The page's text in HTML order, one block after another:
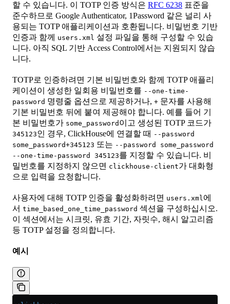
할 수 있습니다. 이 TOTP 인증 방식은 RFC 6238 표준을
준수하므로 Google Authenticator, 1Password 같은 널리 사
용되는 TOTP 애플리케이션과 호환됩니다. 비밀번호 기반
인증과 함께
users.xml 설정 파일을 통해 구성할 수 있습
니다. 아직 SQL 기반 Access Control에서는 지원되지 않습
니다.
TOTP로 인증하려면 기본 비밀번호와 함께 TOTP 애플리
케이션이 생성한 일회용 비밀번호를 --one-time-
password 명령줄 옵션으로 제공하거나, + 문자를 사용해
기본 비밀번호 뒤에 붙여 제공해야 합니다. 예를 들어 기
본 비밀번호가 some_password 이고 생성된 TOTP 코드가
345123인 경우, ClickHouse에 연결할 때 --password
some_password+345123 또는 --password some_password
--one-time-password 345123를 지정할 수 있습니다. 비
밀번호를 지정하지 않으면 clickhouse-client가 대화형
으로 입력을 요청합니다.
사용자에 대해 TOTP 인증을 활성화하려면 users.xml에
서 time_based_one_time_password 섹션을 구성하십시오.
이 섹션에서는 시크릿, 유효 기간, 자릿수, 해시 알고리즘
등 TOTP 설정을 정의합니다.
예시